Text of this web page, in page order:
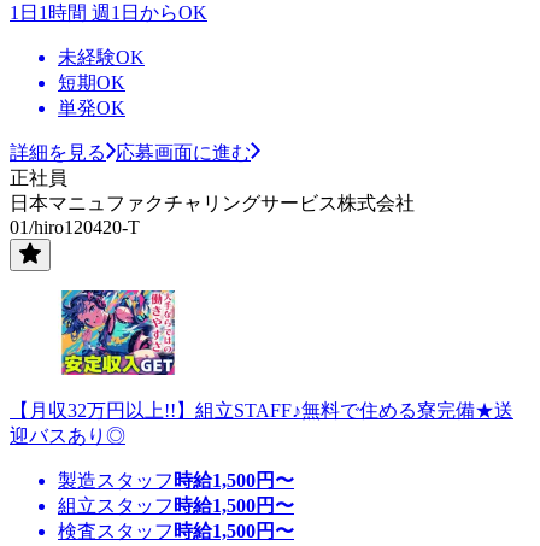
1日1時間 週1日からOK
未経験OK
短期OK
単発OK
詳細を見る
応募画面に進む
正社員
日本マニュファクチャリングサービス株式会社
01/hiro120420-T
【月収32万円以上!!】組立STAFF♪無料で住める寮完備★送
迎バスあり◎
製造スタッフ 時給1,500円〜
組立スタッフ 時給1,500円〜
検査スタッフ 時給1,500円〜